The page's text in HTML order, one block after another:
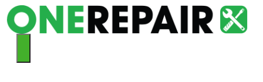
Hop
til
Menu